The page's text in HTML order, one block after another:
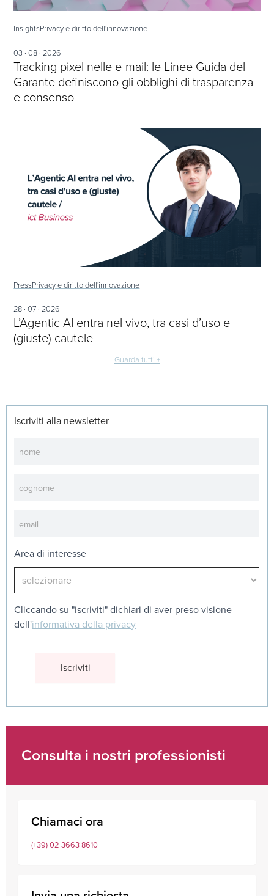
Iscriviti alla newsletter
Area di interesse
Cliccando su "iscriviti" dichiari di aver preso visione
dell'informativa della privacy
InsightsPrivacy e diritto dell'innovazione
03 · 08 · 2026
Tracking pixel nelle e-mail: le Linee Guida del
Garante definiscono gli obblighi di trasparenza
e consenso
PressPrivacy e diritto dell'innovazione
28 · 07 · 2026
L’Agentic AI entra nel vivo, tra casi d’uso e
(giuste) cautele
Guarda tutti +
Consulta i nostri professionisti
Chiamaci ora
(+39) 02 3663 8610